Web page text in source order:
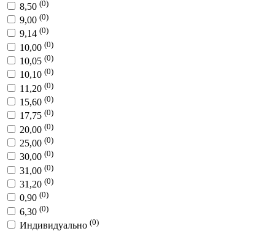
8,50 (0)
9,00 (0)
9,14 (0)
10,00 (0)
10,05 (0)
10,10 (0)
11,20 (0)
15,60 (0)
17,75 (0)
20,00 (0)
25,00 (0)
30,00 (0)
31,00 (0)
31,20 (0)
0,90 (0)
6,30 (0)
Индивидуально (0)